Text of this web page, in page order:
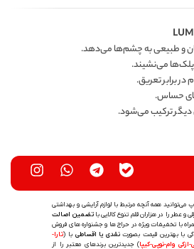
و طبیعی به چشم‌ها می‌دهد.
پلک‌ها می‌نشیند.
در برابر تعریق.
حساس.
دیگر ترکیب می‌شود.
می‌توانید همه آنچه مرتبط با لوازم آرایشی و بهداشتی
و عطر را در هزاران قلم تنوع کالایی باتضمین اصالت
با تخفیفات ویژه در حراج ها و جشنواره های فروش
با بهترین قیمت بصورتنقدی یا اقساطی با (تارا-
وام-نوپی-کیپا) جدیدترین‌ برندهای معتبر را از